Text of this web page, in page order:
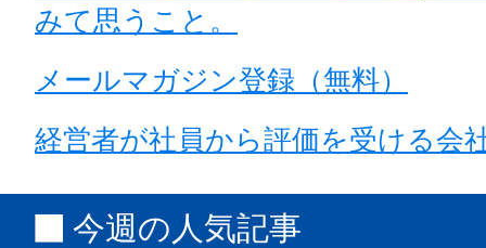
みて思うこと。
メールマガジン登録（無料）
経営者が社員から評価を受ける会
今週の人気記事